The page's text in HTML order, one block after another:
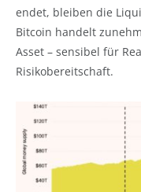
endet, bleiben die
Bitcoin handelt
Asset – sensibel für
Risikobereitschaft.